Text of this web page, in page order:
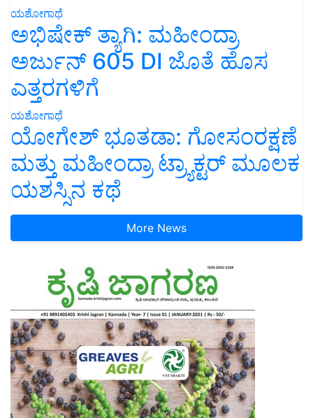
ಯಶೋಗಾಥೆ
ಅಭಿಷೇಕ್ ತ್ಯಾಗಿ: ಮಹೀಂದ್ರಾ
ಅರ್ಜುನ್ 605 DI ಜೊತೆ ಹೊಸ
ಎತ್ತರಗಳಿಗೆ
ಯಶೋಗಾಥೆ
ಯೋಗೇಶ್ ಭೂತಡಾ: ಗೋಸಂರಕ್ಷಣೆ
ಮತ್ತು ಮಹೀಂದ್ರಾ ಟ್ರ್ಯಾಕ್ಟರ್ ಮೂಲಕ
ಯಶಸ್ಸಿನ ಕಥೆ
More News